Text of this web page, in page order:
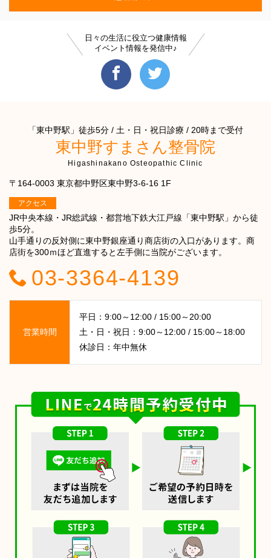
日々の生活に役立つ健康情報
イベント情報を発信中♪
「東中野駅」徒歩5分 / 土・日・祝日診療 / 20時まで受付
東中野すまさん整骨院
Higashinakano Osteopathic Clinic
〒164-0003 東京都中野区東中野3-6-16 1F
アクセス
JR中央本線・JR総武線・都営地下鉄大江戸線「東中野駅」から徒
歩5分。
山手通りの反対側に東中野銀座通り商店街の入口があります。商
店街を300ｍほど直進すると左手側に当院がございます。
03-3364-4139
営業時間
平日：9:00～12:00 / 15:00～20:00
土・日・祝日：9:00～12:00 / 15:00～18:00
休診日：年中無休